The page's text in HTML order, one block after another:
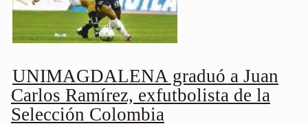
UNIMAGDALENA graduó a Juan
Carlos Ramírez, exfutbolista de la
Selección Colombia